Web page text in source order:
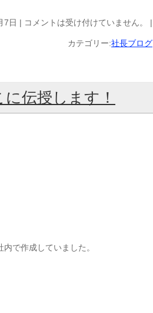
7日 | コメントは受け付けていません。 |
カテゴリー:社長ブログ
伝授します！
で作成していました。